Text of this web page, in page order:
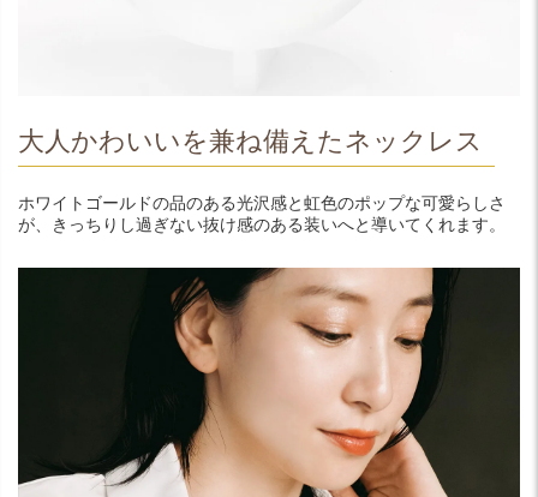
大人かわいいを兼ね備えたネックレス
ホワイトゴールドの品のある光沢感と虹色のポップな可愛らしさ
が、きっちりし過ぎない抜け感のある装いへと導いてくれます。